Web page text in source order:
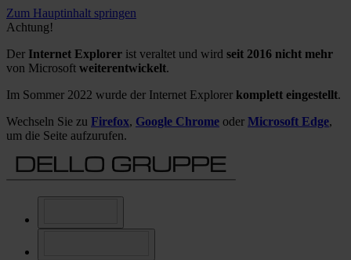
Zum Hauptinhalt springen
Achtung!
Der Internet Explorer ist veraltet und wird seit 2016 nicht mehr
von Microsoft weiterentwickelt.
Im Sommer 2022 wurde der Internet Explorer komplett eingestellt.
Wechseln Sie zu Firefox, Google Chrome oder Microsoft Edge,
um die Seite aufzurufen.